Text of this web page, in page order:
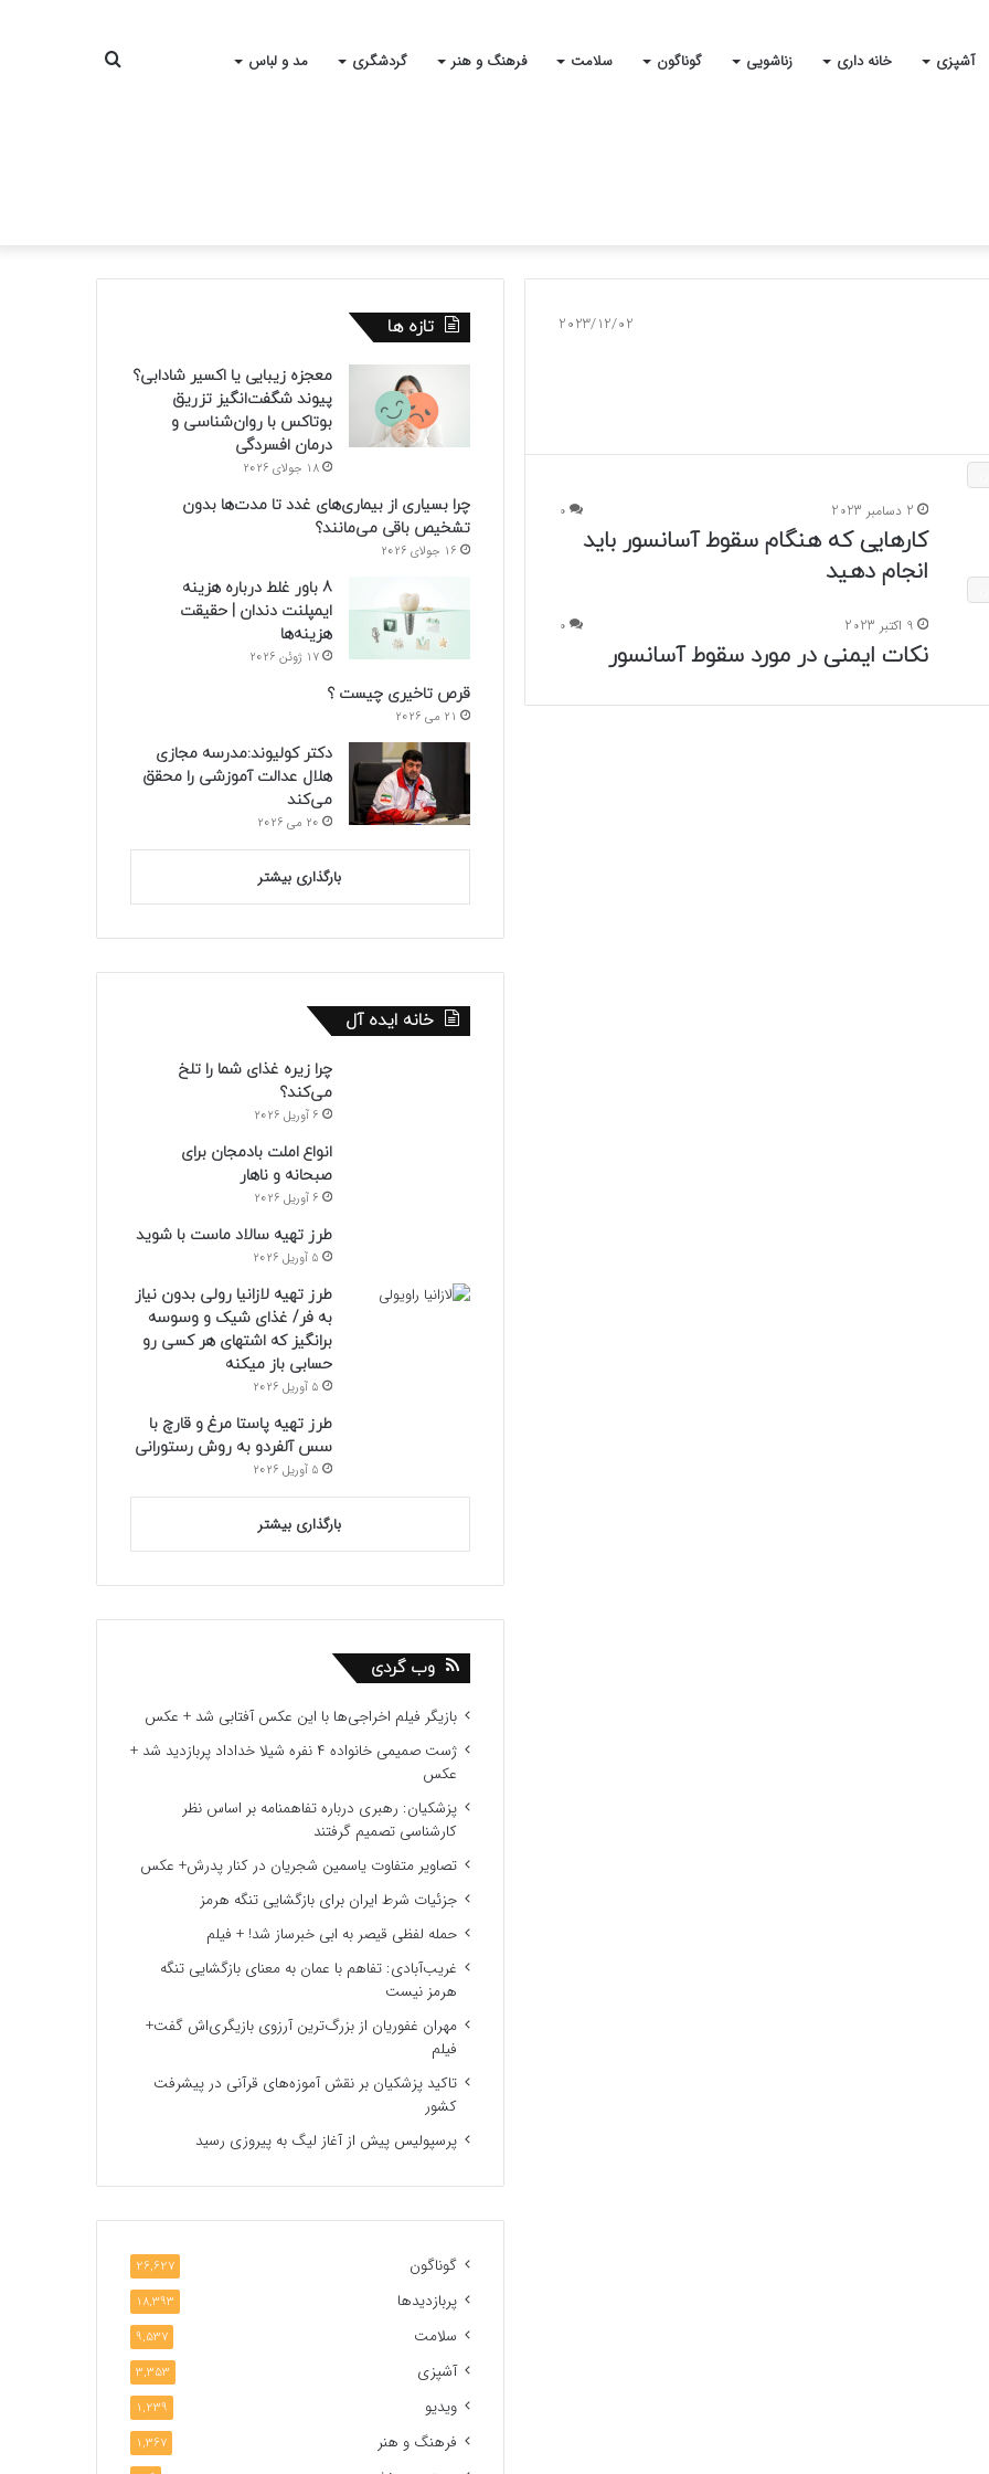
آشپزی خانه داری زناشویی گوناگون سلامت فرهنگ و هنر گردشگری مد و لباس جستجو
2023/12/02
2 دسامبر 2023
0
کارهایی که هنگام سقوط آسانسور باید
انجام دهید
9 اکتبر 2023
0
نکات ایمنی در مورد سقوط آسانسور
تازه ها
معجزه زیبایی یا اکسیر شادابی؟
پیوند شگفت‌انگیز تزریق
بوتاکس با روان‌شناسی و
درمان افسردگی
18 جولای 2026
چرا بسیاری از بیماری‌های غدد تا مدت‌ها بدون
تشخیص باقی می‌مانند؟
16 جولای 2026
8 باور غلط درباره هزینه
ایمپلنت دندان | حقیقت
هزینه‌ها
17 ژوئن 2026
قرص تاخیری چیست ؟
21 می 2026
دکتر کولیوند:مدرسه مجازی
هلال عدالت آموزشی را محقق
می‌کند
20 می 2026
بارگذاری بیشتر
خانه ایده آل
چرا زیره غذای شما را تلخ
می‌کند؟
6 آوریل 2026
انواع املت بادمجان برای
صبحانه و ناهار
6 آوریل 2026
طرز تهیه سالاد ماست با شوید
5 آوریل 2026
طرز تهیه لازانیا رولی بدون نیاز
به فر/ غذای شیک و وسوسه
برانگیز که اشتهای هر کسی رو
حسابی باز میکنه
5 آوریل 2026
طرز تهیه پاستا مرغ و قارچ با
سس آلفردو به روش رستورانی
5 آوریل 2026
بارگذاری بیشتر
وب گردی
بازیگر فیلم اخراجی‌ها با این عکس آفتابی شد + عکس
ژست صمیمی خانواده ۴ نفره شیلا خداداد پربازدید شد +
عکس
پزشکیان: رهبری درباره تفاهمنامه بر اساس نظر
کارشناسی تصمیم گرفتند
تصاویر متفاوت یاسمین شجریان در کنار پدرش+ عکس
جزئیات شرط ایران برای بازگشایی تنگه هرمز
حمله لفظی قیصر به ابی خبرساز شد! + فیلم
غریب‌آبادی: تفاهم با عمان به معنای بازگشایی تنگه
هرمز نیست
مهران غفوریان از بزرگ‌ترین آرزوی بازیگری‌اش گفت+
فیلم
تاکید پزشکیان بر نقش آموزه‌های قرآنی در پیشرفت
کشور
پرسپولیس پیش از آغاز لیگ به پیروزی رسید
گوناگون 26,627
پربازدیدها 18,393
سلامت 9,537
آشپزی 3,353
ویدیو 1,239
فرهنگ و هنر 1,367